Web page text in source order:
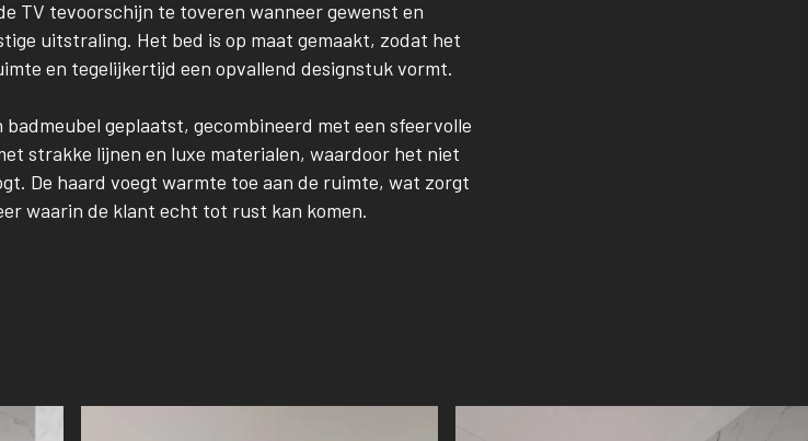
TV tevoorschijn te toveren wanneer gewenst en
uitstraling. Het bed is op maat gemaakt, zodat het
en tegelijkertijd een opvallend designstuk vormt.
geplaatst, gecombineerd met een sfeervolle
strakke lijnen en luxe materialen, waardoor het niet
De haard voegt warmte toe aan de ruimte, wat zorgt
waarin de klant echt tot rust kan komen.